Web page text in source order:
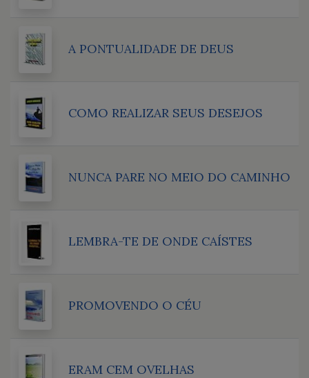
A PONTUALIDADE DE DEUS
COMO REALIZAR SEUS DESEJOS
NUNCA PARE NO MEIO DO CAMINHO
LEMBRA-TE DE ONDE CAÍSTES
PROMOVENDO O CÉU
ERAM CEM OVELHAS